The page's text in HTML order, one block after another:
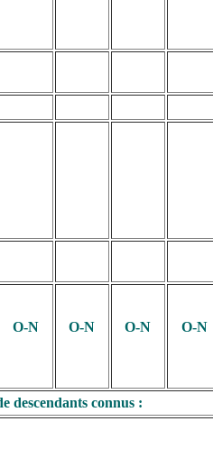
O-N O-N O-N O-N
descendants connus :